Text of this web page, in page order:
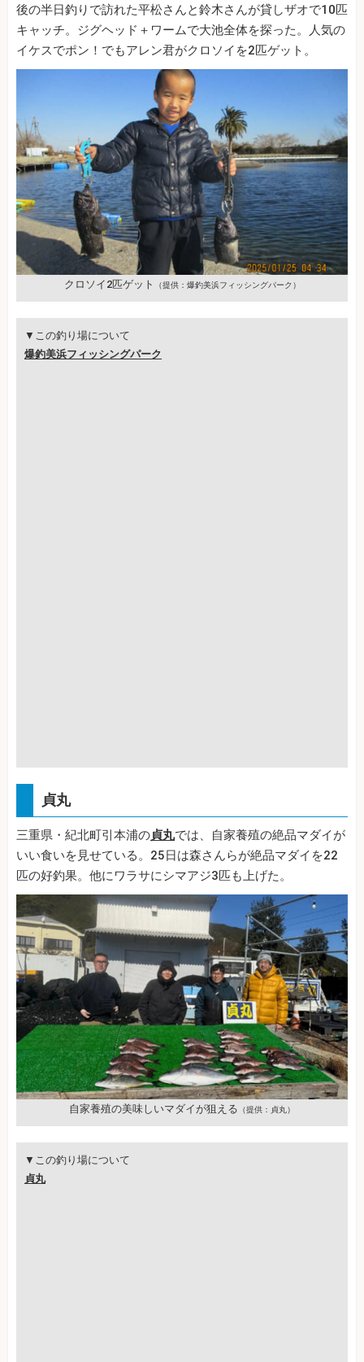
後の半日釣りで訪れた平松さんと鈴木さんが貸しザオで10匹
キャッチ。ジグヘッド＋ワームで大池全体を探った。人気の
イケスでポン！でもアレン君がクロソイを2匹ゲット。
クロソイ2匹ゲット （提供：爆釣美浜フィッシングパーク）
▼この釣り場について
爆釣美浜フィッシングパーク
貞丸
三重県・紀北町引本浦の貞丸では、自家養殖の絶品マダイが
いい食いを見せている。25日は森さんらが絶品マダイを22
匹の好釣果。他にワラサにシマアジ3匹も上げた。
自家養殖の美味しいマダイが狙える （提供：貞丸）
▼この釣り場について
貞丸